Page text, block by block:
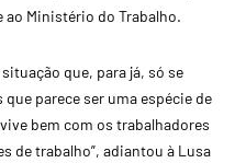
ao Ministério do Trabalho.
que, para já, só se
parece ser uma espécie de
bem com os trabalhadores
de trabalho”, adiantou à Lusa